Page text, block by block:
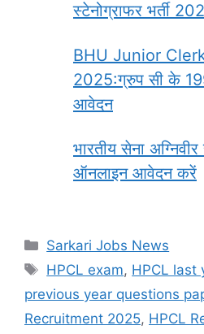
स्टेनोग्राफर भर्ती
BHU Junior
2025:ग्रुप सी के
आवेदन
भारतीय सेना
ऑनलाइन आवेदन करें
Categories
Sarkari Jobs News
Tags
HPCL exam, HPCL last
previous year questions
Recruitment 2025, HPCL